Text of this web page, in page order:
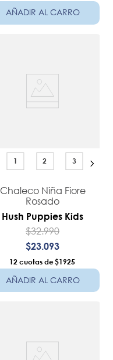
AÑADIR AL CARRO
1 2 3
Chaleco Niña Fiore
Rosado
Hush Puppies Kids
$32.990
$23.093
12 $1925
AÑADIR AL CARRO